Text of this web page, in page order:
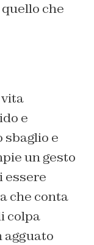
che
e
sbaglio e
un gesto
essere
che conta
colpa
agguato